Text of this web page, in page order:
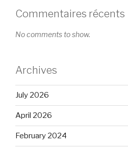
Commentaires récents
No comments to show.
Archives
July 2026
April 2026
February 2024